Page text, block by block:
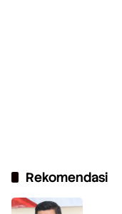
Rekomendasi